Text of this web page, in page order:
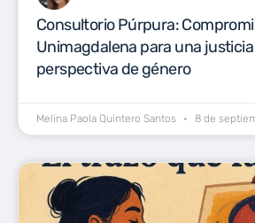
Consultorio Púrpura:
Unimagdalena para una
perspectiva de género
Melina Paola Quintero Santos 8 de